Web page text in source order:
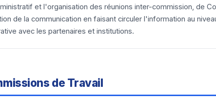
et l'organisation des réunions inter-commission, de
de la communication en faisant circuler l'information au
avec les partenaires et institutions.
de Travail